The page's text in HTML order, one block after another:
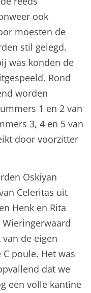
ook
moesten de
stil gelegd.
was konden de
Rond
worden
1 en 2 van
3, 4 en 5 van
door voorzitter
Oskiyan
Celeritas uit
Henk en Rita
van de eigen
poule. Het was
dat we
een volle kantine